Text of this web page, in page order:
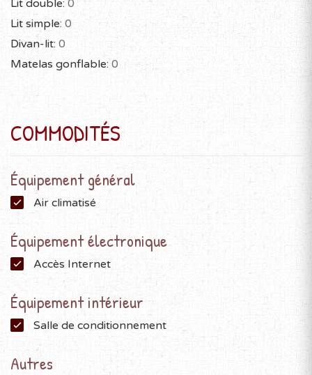
Lit double: 0
Lit simple: 0
Divan-lit: 0
Matelas gonflable: 0
COMMODITÉS
Équipement général
Air climatisé
Équipement électronique
Accès Internet
Équipement intérieur
Salle de conditionnement
Autres